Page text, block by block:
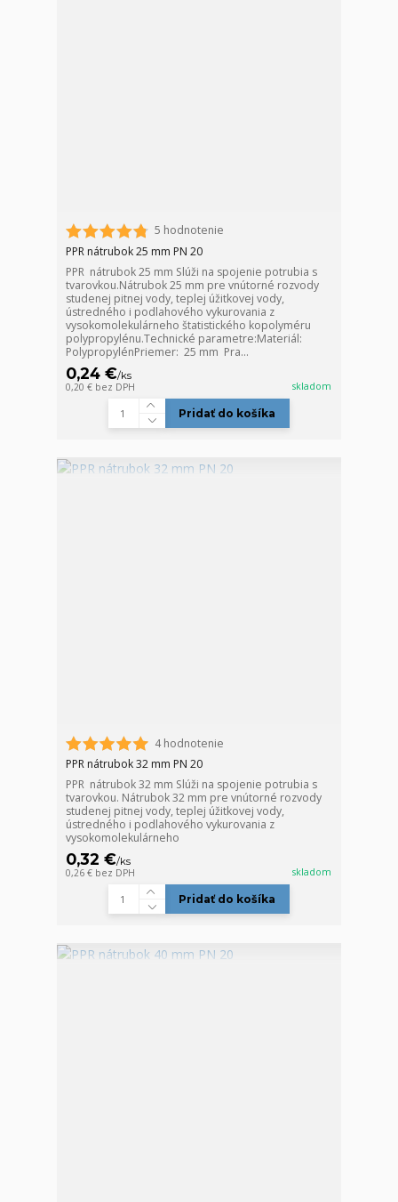
5 hodnotenie
PPR nátrubok 25 mm PN 20
PPR nátrubok 25 mm Slúži na spojenie potrubia s
tvarovkou.Nátrubok 25 mm pre vnútorné rozvody
studenej pitnej vody, teplej úžitkovej vody,
ústredného i podlahového vykurovania z
vysokomolekulárneho štatistického kopolyméru
polypropylénu.Technické parametre:Materiál:
PolypropylénPriemer: 25 mm Pra...
0,24 €/ks
0,20 € bez DPH skladom
Pridať do košíka
4 hodnotenie
PPR nátrubok 32 mm PN 20
PPR nátrubok 32 mm Slúži na spojenie potrubia s
tvarovkou. Nátrubok 32 mm pre vnútorné rozvody
studenej pitnej vody, teplej úžitkovej vody,
ústredného i podlahového vykurovania z
vysokomolekulárneho
0,32 €/ks
0,26 € bez DPH skladom
Pridať do košíka